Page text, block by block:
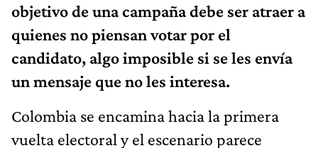
objetivo de una campaña debe ser atraer a
quienes no piensan votar por el
candidato, algo imposible si se les envía
un mensaje que no les interesa.
Colombia se encamina hacia la primera
vuelta electoral y el escenario parece